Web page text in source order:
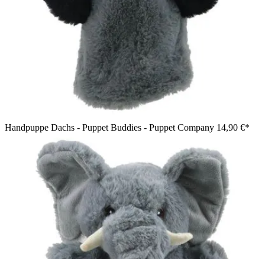
Handpuppe Dachs - Puppet Buddies - Puppet Company 14,90 €*